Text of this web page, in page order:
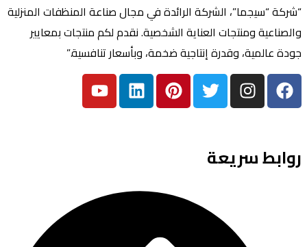
“شركة “سيجما”، الشركة الرائدة في مجال صناعة المنظفات المنزلية
والصناعية ومنتجات العناية الشخصية. نقدم لكم منتجات بمعايير
جودة عالمية، وقدرة إنتاجية ضخمة، وبأسعار تنافسية.”
روابط سريعة